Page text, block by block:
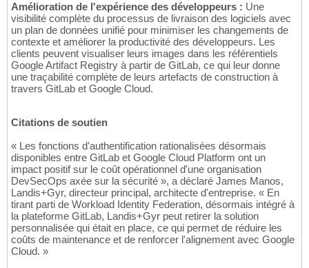
Amélioration de l'expérience des développeurs : Une
visibilité complète du processus de livraison des logiciels avec
un plan de données unifié pour minimiser les changements de
contexte et améliorer la productivité des développeurs. Les
clients peuvent visualiser leurs images dans les référentiels
Google Artifact Registry à partir de GitLab, ce qui leur donne
une traçabilité complète de leurs artefacts de construction à
travers GitLab et Google Cloud.
Citations de soutien
« Les fonctions d'authentification rationalisées désormais
disponibles entre GitLab et Google Cloud Platform ont un
impact positif sur le coût opérationnel d'une organisation
DevSecOps axée sur la sécurité », a déclaré James Manos,
Landis+Gyr, directeur principal, architecte d'entreprise. « En
tirant parti de Workload Identity Federation, désormais intégré à
la plateforme GitLab, Landis+Gyr peut retirer la solution
personnalisée qui était en place, ce qui permet de réduire les
coûts de maintenance et de renforcer l'alignement avec Google
Cloud. »